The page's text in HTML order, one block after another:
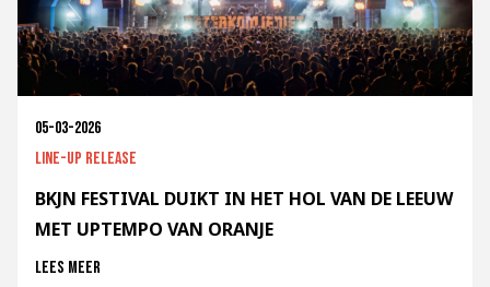
05-03-2026
Line-up release
BKJN FESTIVAL DUIKT IN HET HOL VAN DE LEEUW
MET UPTEMPO VAN ORANJE
Lees meer